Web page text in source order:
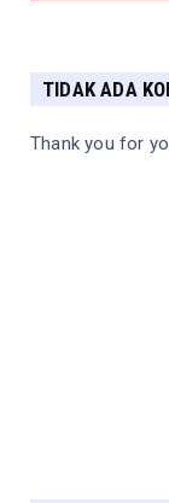
TIDAK ADA
Thank you for